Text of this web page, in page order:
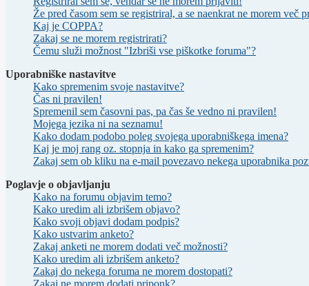
Že pred časom sem se registriral, a se naenkrat ne morem več
Kaj je COPPA?
Zakaj se ne morem registrirati?
Čemu služi možnost "Izbriši vse piškotke foruma"?
Uporabniške nastavitve
Kako spremenim svoje nastavitve?
Čas ni pravilen!
Spremenil sem časovni pas, pa čas še vedno ni pravilen!
Mojega jezika ni na seznamu!
Kako dodam podobo poleg svojega uporabniškega imena?
Kaj je moj rang oz. stopnja in kako ga spremenim?
Zakaj sem ob kliku na e-mail povezavo nekega uporabnika
Poglavje o objavljanju
Kako na forumu objavim temo?
Kako uredim ali izbrišem objavo?
Kako svoji objavi dodam podpis?
Kako ustvarim anketo?
Zakaj anketi ne morem dodati več možnosti?
Kako uredim ali izbrišem anketo?
Zakaj do nekega foruma ne morem dostopati?